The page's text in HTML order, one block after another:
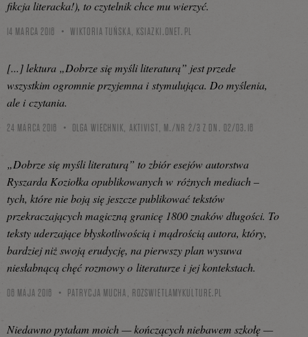
fikcja literacka!), to czytelnik chce mu wierzyć.
14 MARCA 2016 WIKTORIA TUŃSKA, KSIAZKI.ONET.PL
[...] lektura „Dobrze się myśli literaturą” jest przede
wszystkim ogromnie przyjemna i stymulująca. Do myślenia,
ale i czytania.
24 MARCA 2016 OLGA WIECHNIK, AKTIVIST, M./NR 2/3 Z DN. 02/03.16
„Dobrze się myśli literaturą” to zbiór esejów autorstwa
Ryszarda Koziołka opublikowanych w różnych mediach –
tych, które nie boją się jeszcze publikować tekstów
przekraczających magiczną granicę 1800 znaków długości. To
teksty uderzające błyskotliwością i mądrością autora, który,
bardziej niż swoją erudycję, na pierwszy plan wysuwa
niesłabnącą chęć rozmowy o literaturze i jej kontekstach.
06 MAJA 2016 PATRYCJA MUCHA, ROZSWIETLAMYKULTURE.PL
Niedawno pytałam moich — kończących niebawem szkołę —